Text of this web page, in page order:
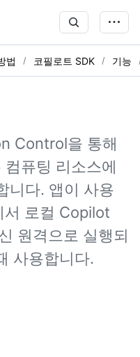
법 코필로트 SDK 기능
Control을 통해
퓨팅 리소스에
니다. 앱이 사용
서 로컬 Copilot
원격으로 실행되
사용합니다.